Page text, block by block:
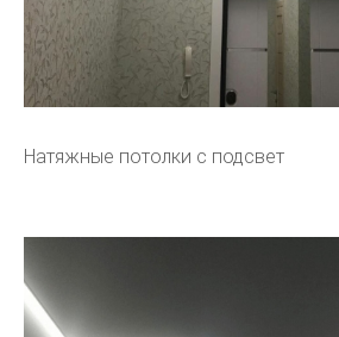
Натяжные потолки с подсвет